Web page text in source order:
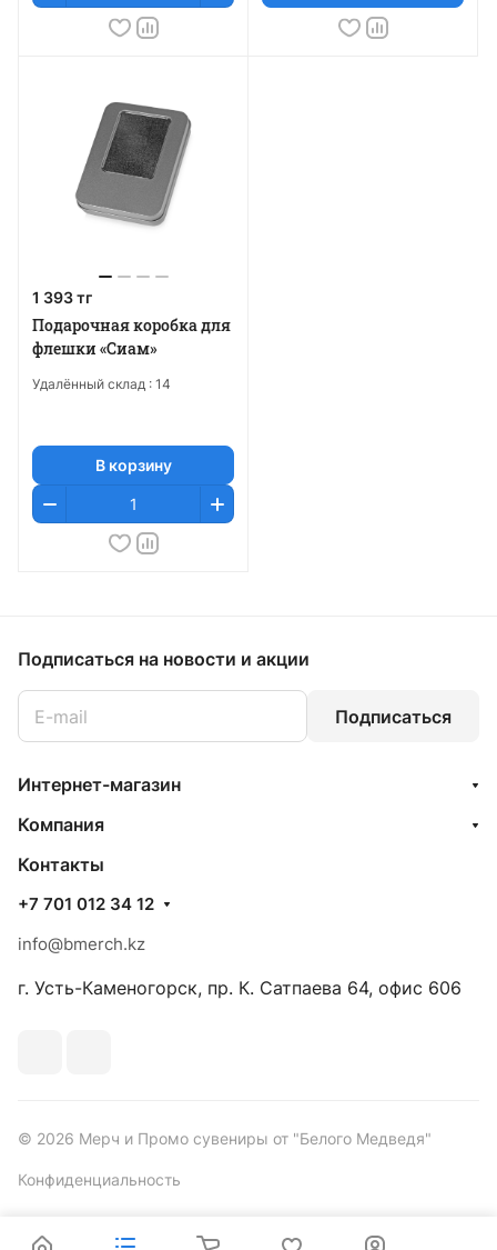
1 393 тг
Подарочная коробка для
флешки «Сиам»
Удалённый склад : 14
В корзину
Подписаться на новости и акции
Подписаться
Интернет-магазин
Компания
Контакты
+7 701 012 34 12
info@bmerch.kz
г. Усть-Каменогорск, пр. К. Сатпаева 64, офис 606
© 2026 Мерч и Промо сувениры от "Белого Медведя"
Конфиденциальность